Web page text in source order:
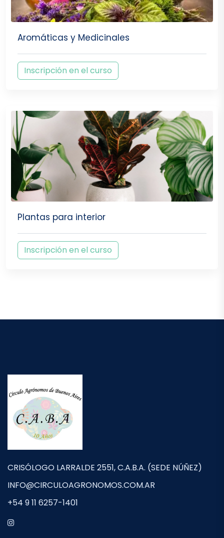
Aromáticas y Medicinales
Inscripción en el curso
Plantas para interior
Inscripción en el curso
CRISÓLOGO LARRALDE 2551, C.A.B.A. (SEDE NÚÑEZ)
INFO@CIRCULOAGRONOMOS.COM.AR
+54 9 11 6257-1401